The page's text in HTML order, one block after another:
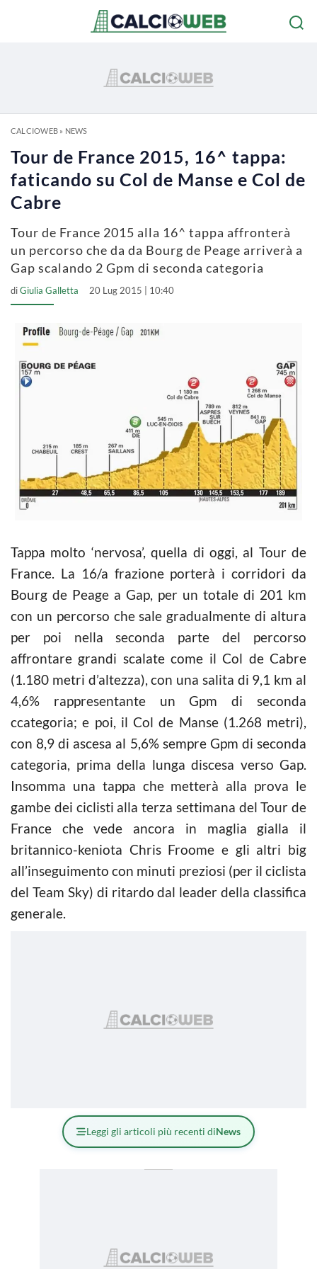
CALCIOWEB» NEWS
Tour de France 2015, 16^ tappa:
faticando su Col de Manse e Col de
Cabre
Tour de France 2015 alla 16^ tappa affronterà
un percorso che da da Bourg de Peage arriverà a
Gap scalando 2 Gpm di seconda categoria
diGiulia Galletta 20 Lug 2015 | 10:40
Tappa molto ‘nervosa’, quella di oggi, al Tour de
France. La 16/a frazione porterà i corridori da
Bourg de Peage a Gap, per un totale di 201 km
con un percorso che sale gradualmente di altura
per poi nella seconda parte del percorso
affrontare grandi scalate come il Col de Cabre
(1.180 metri d’altezza), con una salita di 9,1 km al
4,6% rappresentante un Gpm di seconda
ccategoria; e poi, il Col de Manse (1.268 metri),
con 8,9 di ascesa al 5,6% sempre Gpm di seconda
categoria, prima della lunga discesa verso Gap.
Insomma una tappa che metterà alla prova le
gambe dei ciclisti alla terza settimana del Tour de
France che vede ancora in maglia gialla il
britannico-keniota Chris Froome e gli altri big
all’inseguimento con minuti preziosi (per il ciclista
del Team Sky) di ritardo dal leader della classifica
generale.
Leggi gli articoli più recenti diNews